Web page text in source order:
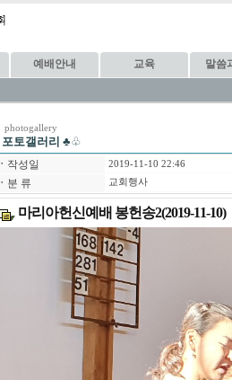
예배안내 교육 말씀
photogallery
포토갤러리 ♣♧
ㆍ 작성일 2019-11-10 22:46
ㆍ 분 류 교회행사
마리아헌신예배 봉헌송2(2019-11-10)